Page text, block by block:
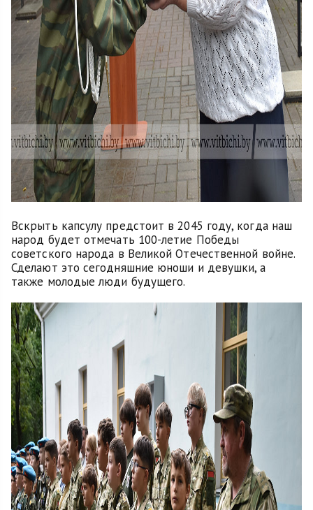
Вскрыть капсулу предстоит в 2045 году, когда наш
народ будет отмечать 100-летие Победы
советского народа в Великой Отечественной войне.
Сделают это сегодняшние юноши и девушки, а
также молодые люди будущего.